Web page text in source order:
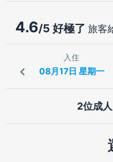
4.6/5 好極了 旅客
入住
2位成